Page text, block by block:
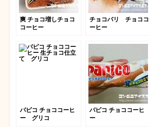
爽 チョコ増しチョコ
コーヒー
チョコバリ チョココ
ーヒー
パピコ チョココーヒ
ー グリコ
パピコ チョココーヒ
ー